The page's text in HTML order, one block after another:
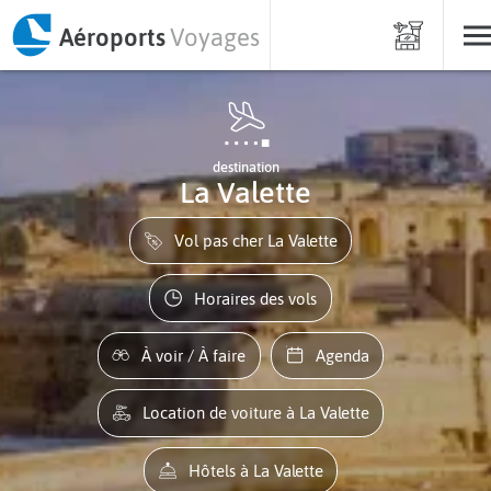
AéroportsVoyages
destination
La Valette
Vol pas cher La Valette
Horaires des vols
À voir / À faire Agenda
Location de voiture à La Valette
Hôtels à La Valette